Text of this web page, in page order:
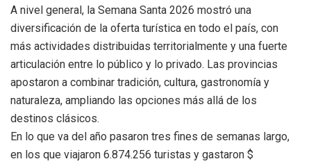
A nivel general, la Semana Santa 2026 mostró una
diversificación de la oferta turística en todo el país, con
más actividades distribuidas territorialmente y una fuerte
articulación entre lo público y lo privado. Las provincias
apostaron a combinar tradición, cultura, gastronomía y
naturaleza, ampliando las opciones más allá de los
destinos clásicos.
En lo que va del año pasaron tres fines de semanas largo,
en los que viajaron 6.874.256 turistas y gastaron $